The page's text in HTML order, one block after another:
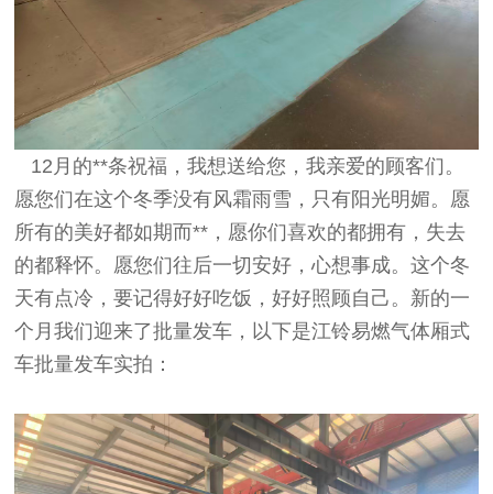
12月的**条祝福，我想送给您，我亲爱的顾客们。
愿您们在这个冬季没有风霜雨雪，只有阳光明媚。愿
所有的美好都如期而**，愿你们喜欢的都拥有，失去
的都释怀。愿您们往后一切安好，心想事成。这个冬
天有点冷，要记得好好吃饭，好好照顾自己。新的一
个月我们迎来了批量发车，以下是江铃易燃气体厢式
车批量发车实拍：